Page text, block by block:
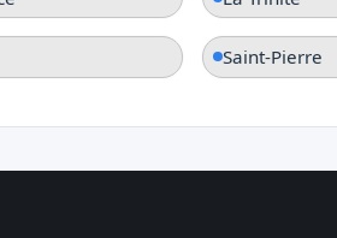
Saint-Pierre